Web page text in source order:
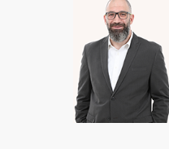
משרה מלאה
סטודנטים